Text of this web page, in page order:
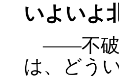
いよいよ
――不破
は、どう